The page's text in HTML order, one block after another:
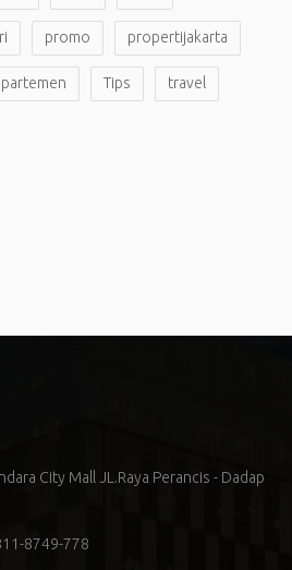
promo propertijakarta
Tips travel
City Mall JL.Raya Perancis - Dadap
8749-778